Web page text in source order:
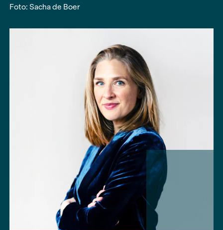
internationale georganiseerde misdaad bekijkt
Foto: Sacha de Boer